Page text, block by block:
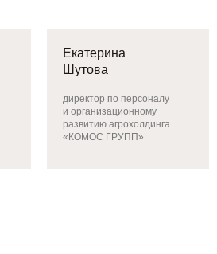
Екатерина
Шутова
директор по персоналу
и организационному
развитию агрохолдинга
«КОМОС ГРУПП»